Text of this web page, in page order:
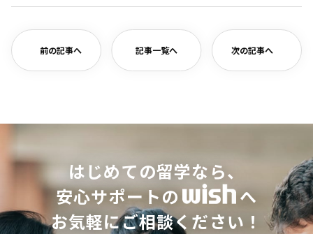
前の記事へ 記事一覧へ 次の記事へ
はじめての留学なら、
安心サポートの
へ
お気軽にご相談ください！